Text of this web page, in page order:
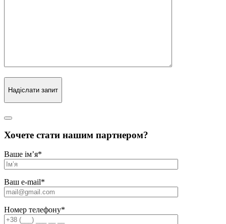
Надіслати запит
Хочете стати нашим партнером?
Ваше ім’я*
Ваш e-mail*
Номер телефону*